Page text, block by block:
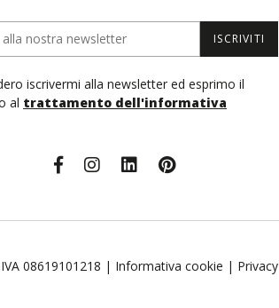
ISCRIVITI
iscrivermi alla newsletter ed esprimo il
al trattamento dell'informativa
08619101218 | Informativa cookie | Privacy